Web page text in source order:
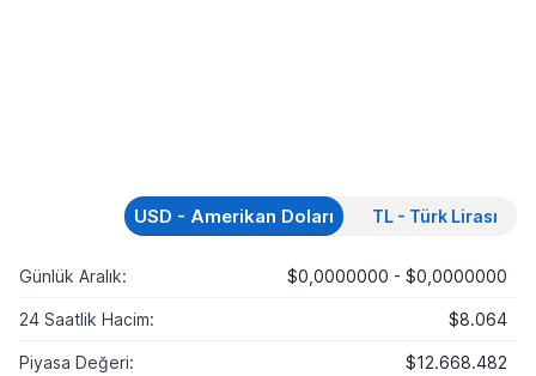
USD - Amerikan Doları TL - Türk Lirası
Günlük Aralık: $0,0000000 - $0,0000000
24 Saatlik Hacim: $8.064
Piyasa Değeri: $12.668.482